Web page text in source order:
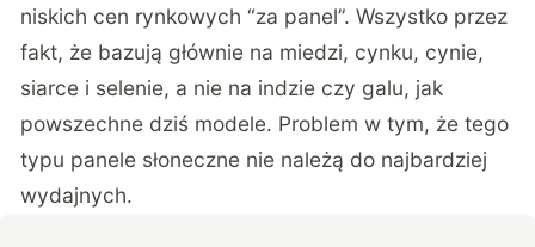
niskich cen rynkowych “za panel”. Wszystko przez
fakt, że bazują głównie na miedzi, cynku, cynie,
siarce i selenie, a nie na indzie czy galu, jak
powszechne dziś modele. Problem w tym, że tego
typu panele słoneczne nie należą do najbardziej
wydajnych.